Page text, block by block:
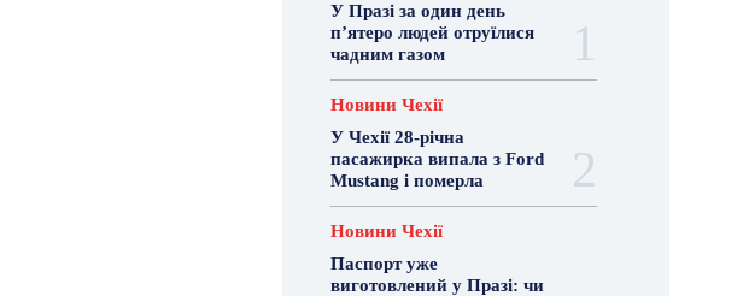
У Празі за один день
п’ятеро людей отруїлися
чадним газом
Новини Чехії
У Чехії 28-річна
пасажирка випала з Ford
Mustang і померла
Новини Чехії
Паспорт уже
виготовлений у Празі: чи